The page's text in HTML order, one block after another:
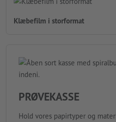
Klæbefilm i storformat
PRØVEKASSE
Hold vores papirtyper og